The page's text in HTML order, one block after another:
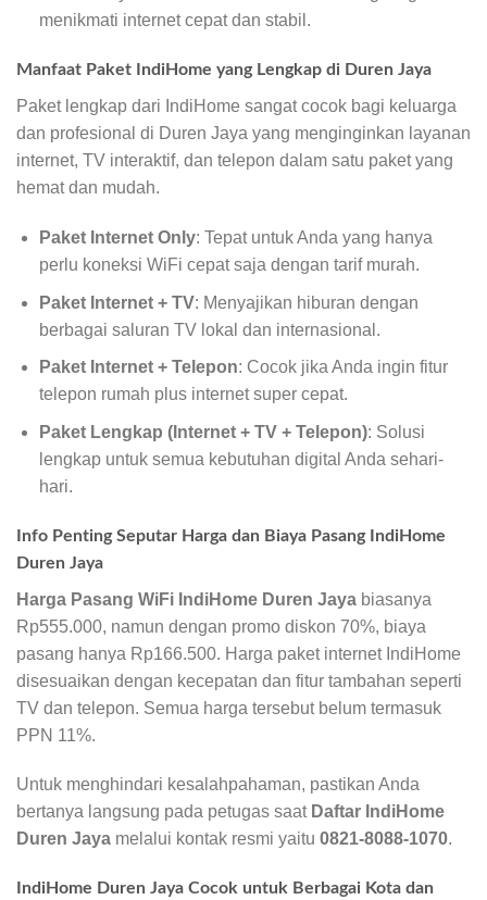
menikmati internet cepat dan stabil.
Manfaat Paket IndiHome yang Lengkap di Duren Jaya
Paket lengkap dari IndiHome sangat cocok bagi keluarga
dan profesional di Duren Jaya yang menginginkan layanan
internet, TV interaktif, dan telepon dalam satu paket yang
hemat dan mudah.
Paket Internet Only: Tepat untuk Anda yang hanya
perlu koneksi WiFi cepat saja dengan tarif murah.
Paket Internet + TV: Menyajikan hiburan dengan
berbagai saluran TV lokal dan internasional.
Paket Internet + Telepon: Cocok jika Anda ingin fitur
telepon rumah plus internet super cepat.
Paket Lengkap (Internet + TV + Telepon): Solusi
lengkap untuk semua kebutuhan digital Anda sehari-
hari.
Info Penting Seputar Harga dan Biaya Pasang IndiHome
Duren Jaya
Harga Pasang WiFi IndiHome Duren Jaya biasanya
Rp555.000, namun dengan promo diskon 70%, biaya
pasang hanya Rp166.500. Harga paket internet IndiHome
disesuaikan dengan kecepatan dan fitur tambahan seperti
TV dan telepon. Semua harga tersebut belum termasuk
PPN 11%.
Untuk menghindari kesalahpahaman, pastikan Anda
bertanya langsung pada petugas saat Daftar IndiHome
Duren Jaya melalui kontak resmi yaitu 0821-8088-1070.
IndiHome Duren Jaya Cocok untuk Berbagai Kota dan